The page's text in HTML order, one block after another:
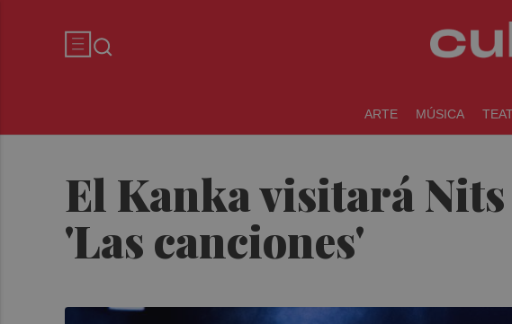
ARTE MÚSICA
El Kanka visitará Nits
'Las canciones'